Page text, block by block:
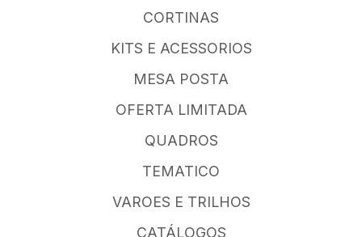
CORTINAS
KITS E ACESSORIOS
MESA POSTA
OFERTA LIMITADA
QUADROS
TEMATICO
VAROES E TRILHOS
CATÁLOGOS